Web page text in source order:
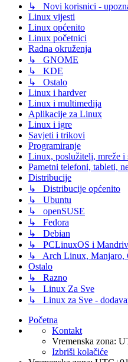
↳ Novi korisnici -
Linux vijesti
Linux općenito
Linux početnici
Radna okruženja
↳ GNOME
↳ KDE
↳ Ostalo
Linux i hardver
Linux i multimedija
Aplikacije za Linux
Linux i igre
Savjeti i trikovi
Programiranje
Linux, poslužitelj, mreže i
Pametni telefoni, tableti,
Distribucije
↳ Distribucije općenito
↳ Ubuntu
↳ openSUSE
↳ Fedora
↳ Debian
↳ PCLinuxOS i
↳ Arch Linux, Manjaro,
Ostalo
↳ Razno
↳ Linux Za Sve
↳ Linux za Sve -
Početna
Kontakt
Vremenska zona:
Izbriši kolačiće